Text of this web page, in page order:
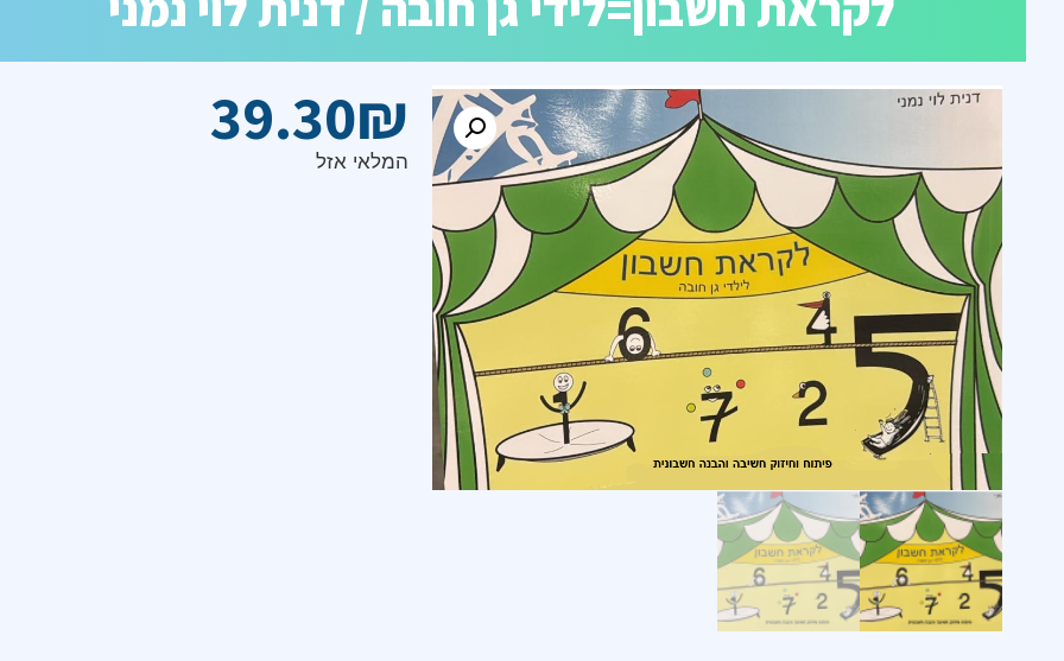
39.30₪
המלאי אזל